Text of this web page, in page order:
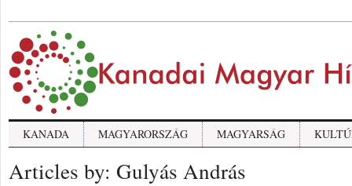
KANADA MAGYARORSZÁG MAGYARSÁG
Articles by: Gulyás András